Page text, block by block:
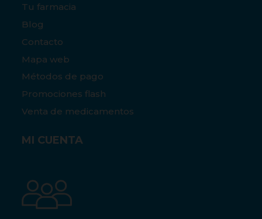
Tu farmacia
Blog
Contacto
Mapa web
Métodos de pago
Promociones flash
Venta de medicamentos
MI CUENTA